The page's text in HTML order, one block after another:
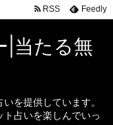
|当たる無
を提供しています。
占いを楽しんでいっ
RSS Feedly